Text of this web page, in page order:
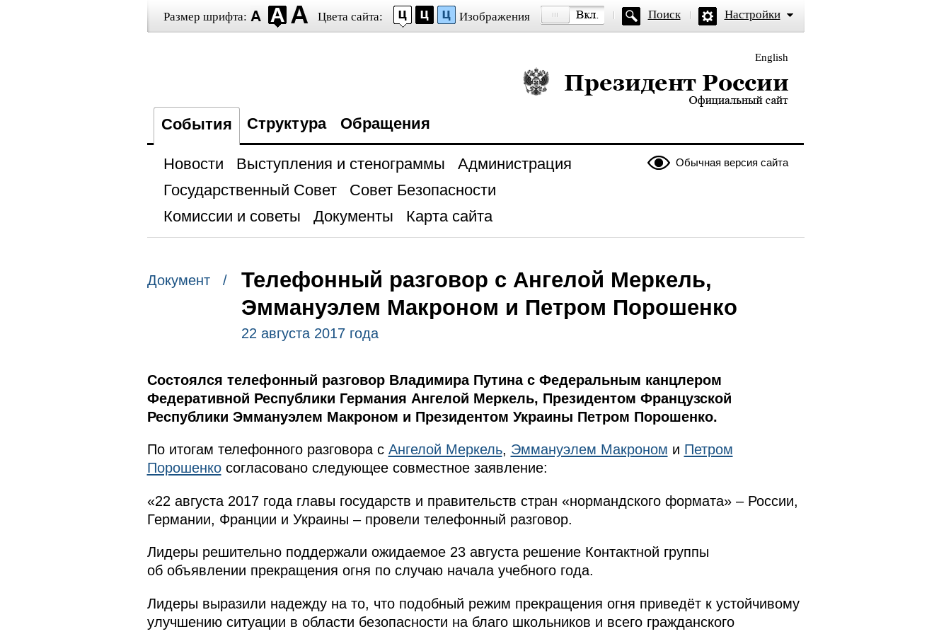
Размер шрифта: Цвета сайта: Изображения Поиск Настройки
English
Президент России — официальный сайт
События Структура Обращения
Обычная версия сайта
Новости Выступления и стенограммы
Администрация
Государственный Совет
Совет Безопасности
Комиссии и советы
Документы Карта сайта
Документ /
Телефонный разговор с Ангелой Меркель,
Эммануэлем Макроном и Петром Порошенко
22 августа 2017 года
Состоялся телефонный разговор Владимира Путина с Федеральным канцлером
Федеративной Республики Германия Ангелой Меркель, Президентом Французской
Республики Эммануэлем Макроном и Президентом Украины Петром Порошенко.
По итогам телефонного разговора с Ангелой Меркель, Эммануэлем Макроном и Петром
Порошенкосогласовано следующее совместное заявление:
«22 августа 2017 года главы государств и правительств стран «нормандского формата» – России,
Германии, Франции и Украины – провели телефонный разговор.
Лидеры решительно поддержали ожидаемое 23 августа решение Контактной группы
об объявлении прекращения огня по случаю начала учебного года.
Лидеры выразили надежду на то, что подобный режим прекращения огня приведёт к устойчивому
улучшению ситуации в области безопасности на благо школьников и всего гражданского